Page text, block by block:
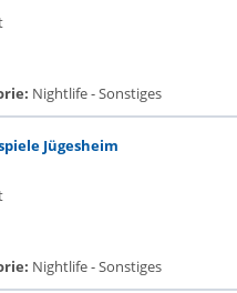
Nightlife - Sonstiges
Jügesheim
Nightlife - Sonstiges